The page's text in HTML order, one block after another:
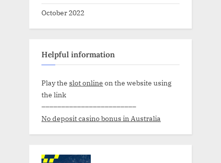
October 2022
Helpful information
Play the slot online on the website using
the link
––––––––––––––––––––––––
No deposit casino bonus in Australia